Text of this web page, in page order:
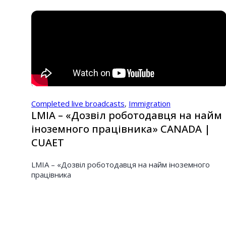
Completed live broadcasts, Immigration
LMIA – «Дозвіл роботодавця на найм
іноземного працівника» CANADA |
CUAET
LMIA – «Дозвіл роботодавця на найм іноземного
працівника